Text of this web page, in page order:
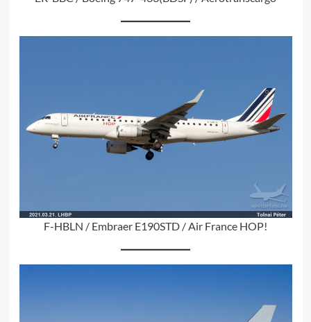
F-HBLN / Embraer E190STD / Air France HOP!